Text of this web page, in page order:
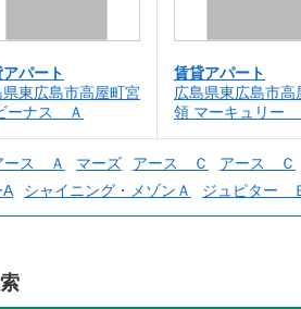
パート
県東広島市高屋町宮
ーナス Ａ
賃貸アパート
広島県東広島市高
領 マーキュリー
ース Ａ マーズ アース Ｃ アース Ｃ
A シャイニング・メゾンＡ ジュピター